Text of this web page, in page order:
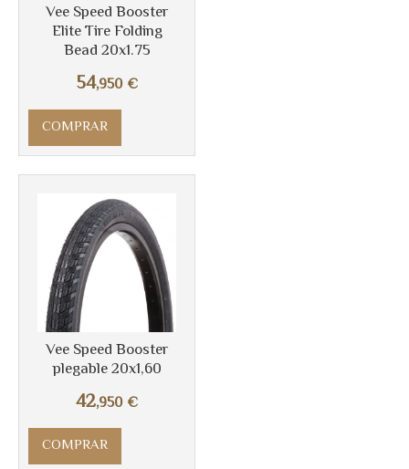
Vee Speed Booster
Elite Tire Folding
Bead 20x1.75
54,950 €
COMPRAR
Vee Speed Booster
plegable 20x1,60
42,950 €
COMPRAR
Más info